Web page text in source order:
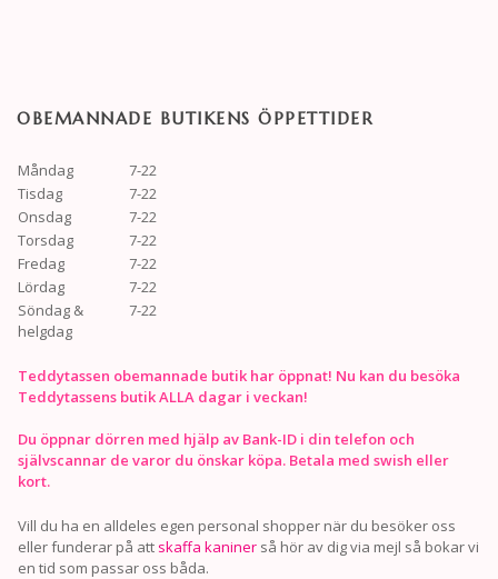
OBEMANNADE BUTIKENS ÖPPETTIDER
Måndag
7-22
Tisdag
7-22
Onsdag
7-22
Torsdag
7-22
Fredag
7-22
Lördag
7-22
Söndag &
helgdag
7-22
Teddytassen obemannade butik har öppnat! Nu kan du besöka
Teddytassens butik ALLA dagar i veckan!
Du öppnar dörren med hjälp av Bank-ID i din telefon och
självscannar de varor du önskar köpa. Betala med swish eller
kort.
Vill du ha en alldeles egen personal shopper när du besöker oss
eller funderar på att skaffa kaniner så hör av dig via mejl så bokar vi
en tid som passar oss båda.